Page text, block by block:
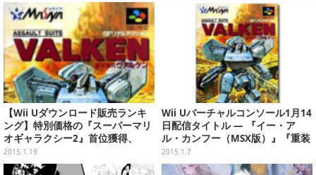
【Wii Uダウンロード販売ランキ
ング】特別価格の『スーパーマリ
オギャラクシー2』首位獲得、
『重装機兵ヴァルケン』13位ラン
クイン(1/19)
2015.1.19
Wii Uバーチャルコンソール1月14
日配信タイトル ― 『イー・ア
ル・カンフー（MSX版）』『重装
機兵ヴァルケン』『最後の忍道』
『超魔界村 R』の4本
2015.1.7